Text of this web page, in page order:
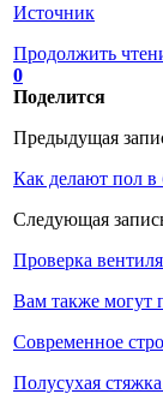
Источник
Продолжить
0
Поделится
Предыдущая
Как делают пол в
Следующая
Проверка
Вам также могут
Современное
Полусухая